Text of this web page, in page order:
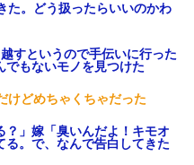
た。どう扱ったらいいのかわ
すというので手伝いに行った
でもないモノを見つけた
けどめちゃくちゃだった
」嫁「臭いんだよ！キモオ
る。で、なんで告白してきた